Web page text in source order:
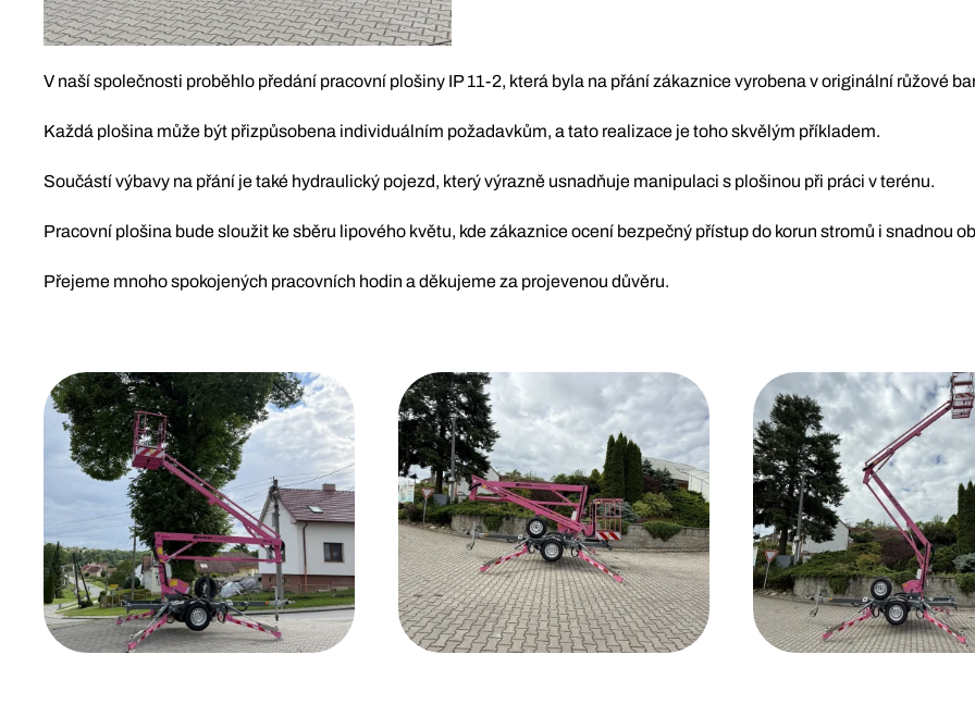
V naší společnosti proběhlo předání pracovní plošiny IP 11-2, která byla na přání zákaznice vyrobena v originální růžové
Každá plošina může být přizpůsobena individuálním požadavkům, a tato realizace je toho skvělým příkladem.
Součástí výbavy na přání je také hydraulický pojezd, který výrazně usnadňuje manipulaci s plošinou při práci v terénu.
Pracovní plošina bude sloužit ke sběru lipového květu, kde zákaznice ocení bezpečný přístup do korun stromů i snadnou
Přejeme mnoho spokojených pracovních hodin a děkujeme za projevenou důvěru.